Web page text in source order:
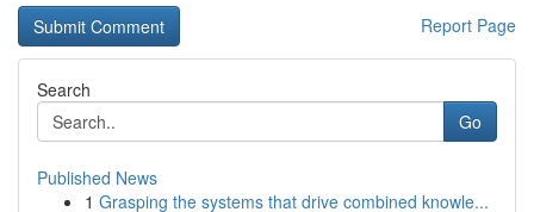
Report Page
Search
Go
Published News
1 Grasping the systems that drive combined knowle...